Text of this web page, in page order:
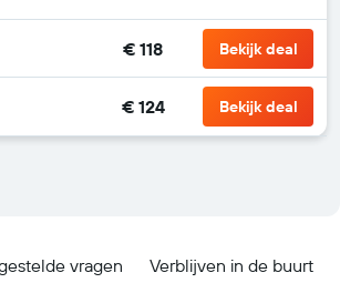
€ 118 Bekijk deal
€ 124 Bekijk deal
vragen Verblijven in de buurt